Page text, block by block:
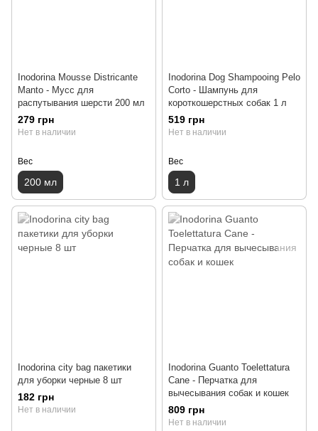
Inodorina Mousse Districante
Manto - Мусс для
распутывания шерсти 200 мл
279 грн
Нет в наличии
Вес
200 мл
Inodorina Dog Shampooing Pelo
Corto - Шампунь для
короткошерстных собак 1 л
519 грн
Нет в наличии
Вес
1 л
Inodorina city bag пакетики
для уборки черные 8 шт
182 грн
Нет в наличии
Inodorina Guanto Toelettatura
Cane - Перчатка для
вычесывания собак и кошек
809 грн
Нет в наличии